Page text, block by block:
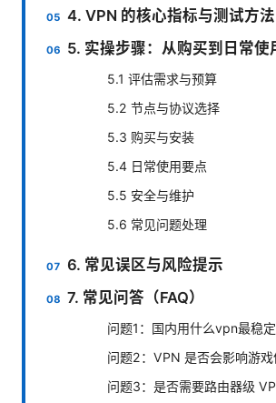
4. VPN 的核心指标与测试方法
5. 实操步骤：从购买到日常使
5.1 评估需求与预算
5.2 节点与协议选择
5.3 购买与安装
5.4 日常使用要点
5.5 安全与维护
5.6 常见问题处理
6. 常见误区与风险提示
7. 常见问答（FAQ）
问题1：国内用什么vpn最稳定
问题2：VPN 是否会影响游戏
问题3：是否需要路由器级